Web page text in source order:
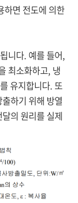
하면 전도에 의한
니다. 예를 들어,
최소화하고, 냉
유지합니다. 또
하기 위해 방열
의 원리를 실제